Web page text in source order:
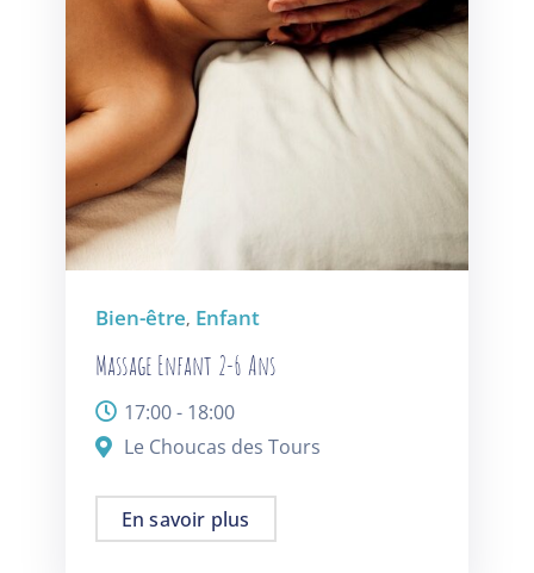
Bien-être, Enfant
Massage Enfant 2-6 Ans
17:00 - 18:00
Le Choucas des Tours
En savoir plus